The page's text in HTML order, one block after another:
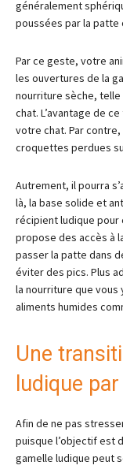
généralement
poussées par la patte
Par ce geste, votre
les ouvertures de la
nourriture sèche,
chat. L’avantage de
votre chat. Par
croquettes perdues
Autrement, il pourra
là, la base solide et
récipient ludique pour
propose des accès à
passer la patte dans
éviter des pics. Plus
la nourriture que vous
aliments humides
Une
ludique
Afin de ne pas
puisque l’objectif est
gamelle ludique peut